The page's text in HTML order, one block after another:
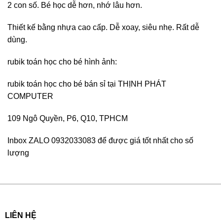
2 con số. Bé học dễ hơn, nhớ lâu hơn.
Thiết kế bằng nhựa cao cấp. Dễ xoay, siêu nhẹ. Rất dễ
dùng.
rubik toán học cho bé hình ảnh:
rubik toán học cho bé bán sỉ tại THỊNH PHÁT
COMPUTER
109 Ngô Quyền, P6, Q10, TPHCM
Inbox ZALO 0932033083 để được giá tốt nhất cho số
lượng
LIÊN HỆ